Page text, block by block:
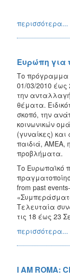
περισσότερα...
Ευρώπη για
Το πρόγραμμα
01/03/2010 έως
την
θέματα.
σκοπό, την
κοινωνικών
(γυναίκες)
παιδιά, ΑΜΕΑ,
προβλήματα.
Το Ευρωπαϊκό
from past
Τελευταία
τις 18 έως 23
περισσότερα...
I AM ROMA: